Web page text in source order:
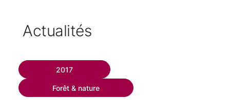
Actualités
2017
Forêt & nature